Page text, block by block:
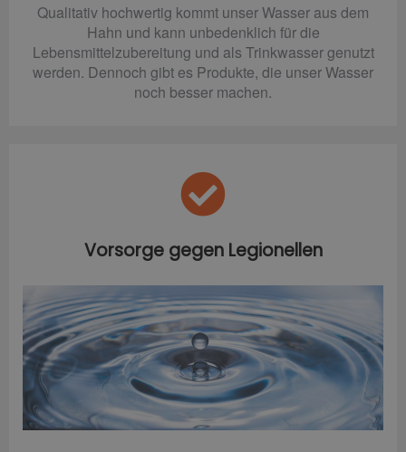
Qualitativ hochwertig kommt unser Wasser aus dem
Hahn und kann unbedenklich für die
Lebensmittelzubereitung und als Trinkwasser genutzt
werden. Dennoch gibt es Produkte, die unser Wasser
noch besser machen.
Vorsorge gegen Legionellen